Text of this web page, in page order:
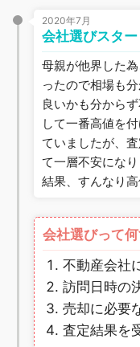
2020年7月
会社選びスター
母親が他界した
ったので相場も
良いかも分から
して一番高値を
ていましたが、
て一層不安になり
結果、すんなり
会社選びって
不動産会社
訪問日時の
売却に必要
査定結果を